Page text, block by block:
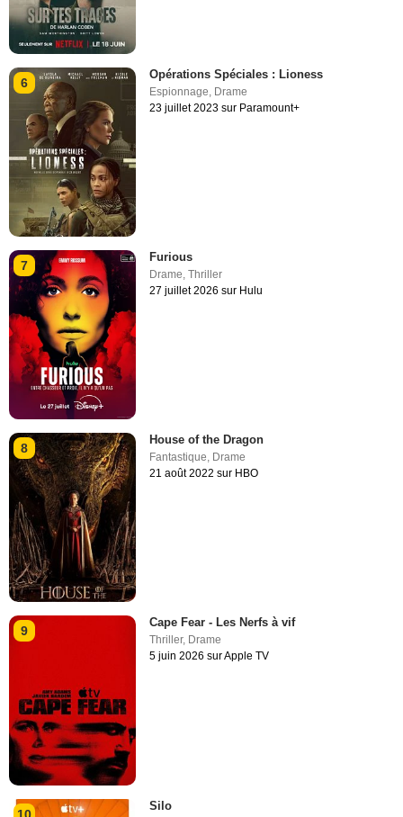
6
Opérations Spéciales : Lioness
Espionnage Drame
23 juillet 2023 sur Paramount+
7
Furious
Drame,Thriller
27 juillet 2026 sur Hulu
8
House of the Dragon
Fantastique, Drame
21 août 2022 sur HBO
9
Cape Fear - Les Nerfs à vif
Thriller, Drame
5 juin 2026 sur Apple TV
10
Silo